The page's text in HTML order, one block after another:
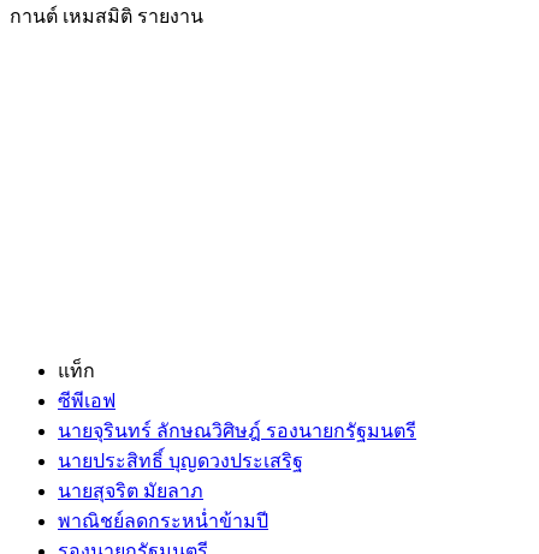
กานต์ เหมสมิติ รายงาน
แท็ก
ซีพีเอฟ
นายจุรินทร์ ลักษณวิศิษฎ์ รองนายกรัฐมนตรี
นายประสิทธิ์ บุญดวงประเสริฐ
นายสุจริต มัยลาภ
พาณิชย์ลดกระหน่ำข้ามปี